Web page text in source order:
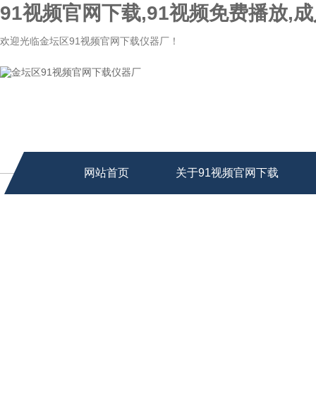
91视频官网下载,91视频免费播放,
欢迎光临金坛区91视频官网下载仪器厂！
网站首页 关于91视频官网下载